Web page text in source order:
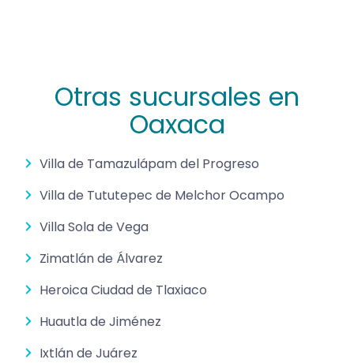
Otras sucursales en
Oaxaca
Villa de Tamazulápam del Progreso
Villa de Tututepec de Melchor Ocampo
Villa Sola de Vega
Zimatlán de Álvarez
Heroica Ciudad de Tlaxiaco
Huautla de Jiménez
Ixtlán de Juárez